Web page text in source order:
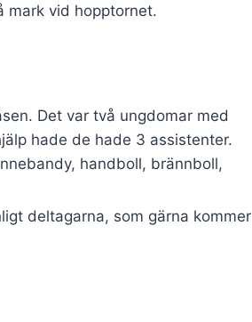
mark vid hopptornet.
Det var två ungdomar med
hade de hade 3 assistenter.
handboll, brännboll,
deltagarna, som gärna kommer